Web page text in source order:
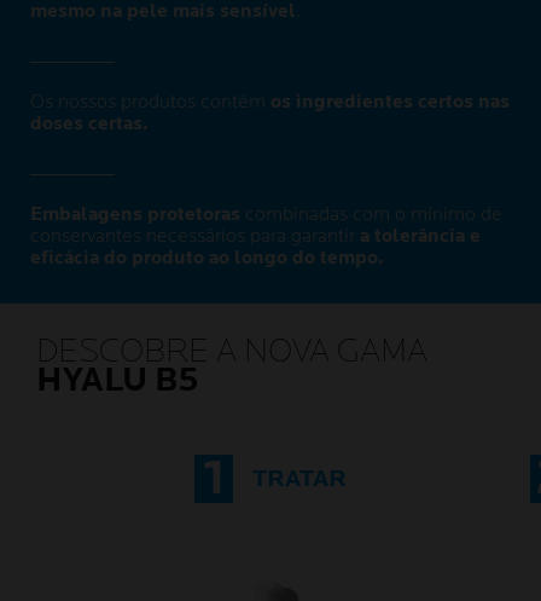
mesmo na pele mais sensível
Os nossos produtos contêm os ingredientes certos nas
doses certas.
Embalagens protetoras combinadas com o mínimo de
conservantes necessários para garantir a tolerância e
eficácia do produto ao longo do tempo.
DESCOBRE A NOVA GAMA
HYALU B5
1 TRATAR